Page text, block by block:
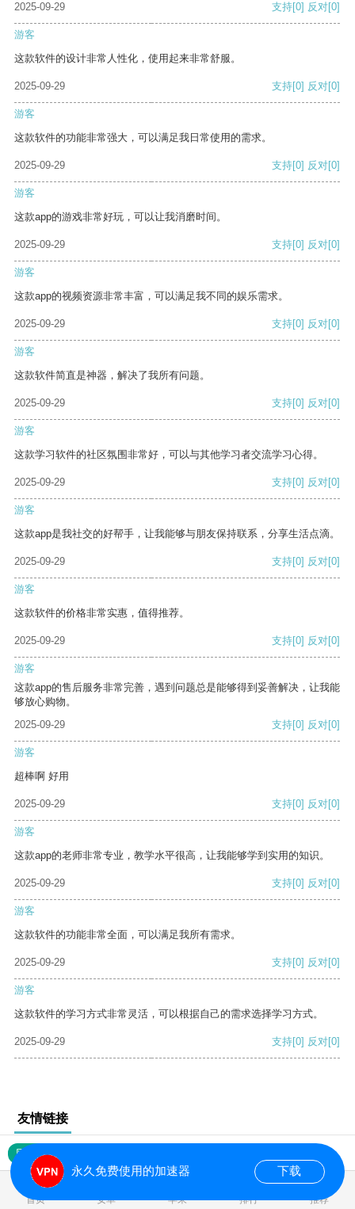
2025-09-29
支持[0] 反对[0]
游客
这款软件的设计非常人性化，使用起来非常舒服。
2025-09-29 支持[0] 反对[0]
游客
这款软件的功能非常强大，可以满足我日常使用的需求。
2025-09-29 支持[0] 反对[0]
游客
这款app的游戏非常好玩，可以让我消磨时间。
2025-09-29 支持[0] 反对[0]
游客
这款app的视频资源非常丰富，可以满足我不同的娱乐需求。
2025-09-29 支持[0] 反对[0]
游客
这款软件简直是神器，解决了我所有问题。
2025-09-29 支持[0] 反对[0]
游客
这款学习软件的社区氛围非常好，可以与其他学习者交流学习心得。
2025-09-29 支持[0] 反对[0]
游客
这款app是我社交的好帮手，让我能够与朋友保持联系，分享生活点滴。
2025-09-29 支持[0] 反对[0]
游客
这款软件的价格非常实惠，值得推荐。
2025-09-29 支持[0] 反对[0]
游客
这款app的售后服务非常完善，遇到问题总是能够得到妥善解决，让我能
够放心购物。
2025-09-29
支持[0] 反对[0]
游客
超棒啊 好用
2025-09-29 支持[0] 反对[0]
游客
这款app的老师非常专业，教学水平很高，让我能够学到实用的知识。
2025-09-29 支持[0] 反对[0]
游客
这款软件的功能非常全面，可以满足我所有需求。
2025-09-29 支持[0] 反对[0]
游客
这款软件的学习方式非常灵活，可以根据自己的需求选择学习方式。
2025-09-29 支持[0] 反对[0]
友情链接
网站地图
首页 安卓 苹果 排行 推荐
永久免费使用的加速器 下载
0.017764s